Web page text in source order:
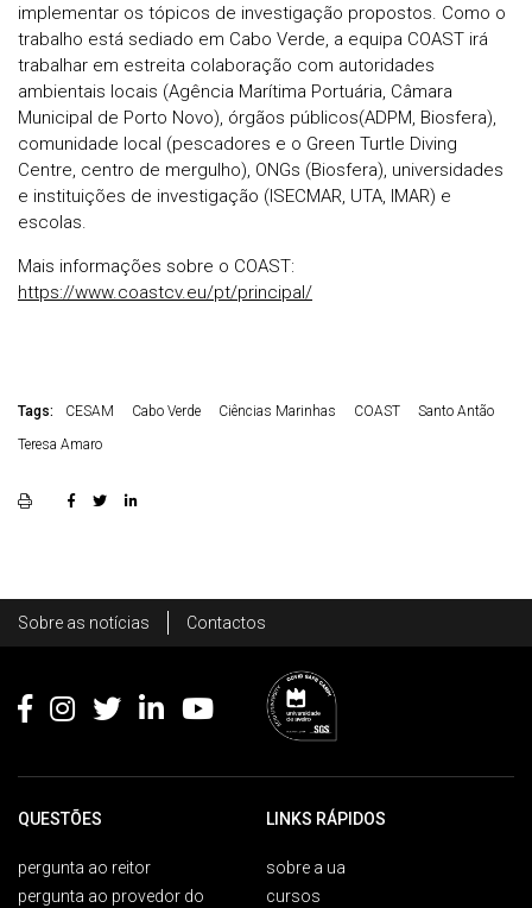
implementar os tópicos de investigação propostos. Como o
trabalho está sediado em Cabo Verde, a equipa COAST irá
trabalhar em estreita colaboração com autoridades
ambientais locais (Agência Marítima Portuária, Câmara
Municipal de Porto Novo), órgãos públicos(ADPM, Biosfera),
comunidade local (pescadores e o Green Turtle Diving
Centre, centro de mergulho), ONGs (Biosfera), universidades
e instituições de investigação (ISECMAR, UTA, IMAR) e
escolas.
Mais informações sobre o COAST:
https://www.coastcv.eu/pt/principal/
Tags: CESAM Cabo Verde Ciências Marinhas COAST
Santo Antão
Teresa Amaro
Footer
Sobre as notícias Contactos
QUESTÕES
pergunta ao reitor
pergunta ao provedor do
LINKS RÁPIDOS
sobre a ua
cursos